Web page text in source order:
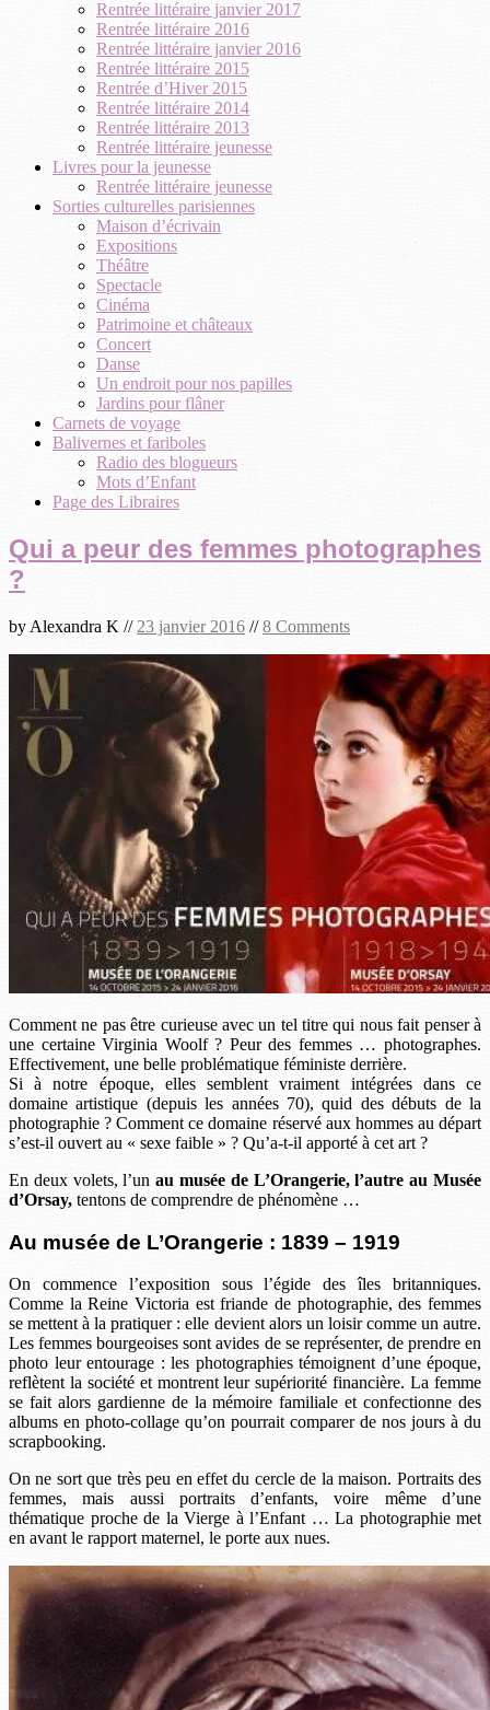
Rentrée littéraire janvier 2017
Rentrée littéraire 2016
Rentrée littéraire janvier 2016
Rentrée littéraire 2015
Rentrée d’Hiver 2015
Rentrée littéraire 2014
Rentrée littéraire 2013
Rentrée littéraire jeunesse
Livres pour la jeunesse
Rentrée littéraire jeunesse
Sorties culturelles parisiennes
Maison d’écrivain
Expositions
Théâtre
Spectacle
Cinéma
Patrimoine et châteaux
Concert
Danse
Un endroit pour nos papilles
Jardins pour flâner
Carnets de voyage
Balivernes et fariboles
Radio des blogueurs
Mots d’Enfant
Page des Libraires
Qui a peur des femmes photographes
?
by Alexandra K // 23 janvier 2016 //8 Comments
Comment ne pas être curieuse avec un tel titre qui nous fait penser à
une certaine Virginia Woolf ? Peur des femmes … photographes.
Effectivement, une belle problématique féministe derrière.
Si à notre époque, elles semblent vraiment intégrées dans ce
domaine artistique (depuis les années 70), quid des débuts de la
photographie ? Comment ce domaine réservé aux hommes au départ
s’est-il ouvert au « sexe faible » ? Qu’a-t-il apporté à cet art ?
En deux volets, l’unau musée de L’Orangerie, l’autre au Musée
d’Orsay, tentons de comprendre de phénomène …
Au musée de L’Orangerie : 1839 – 1919
On commence l’exposition sous l’égide des îles britanniques.
Comme la Reine Victoria est friande de photographie, des femmes
se mettent à la pratiquer : elle devient alors un loisir comme un autre.
Les femmes bourgeoises sont avides de se représenter, de prendre en
photo leur entourage : les photographies témoignent d’une époque,
reflètent la société et montrent leur supériorité financière. La femme
se fait alors gardienne de la mémoire familiale et confectionne des
albums en photo-collage qu’on pourrait comparer de nos jours à du
scrapbooking.
On ne sort que très peu en effet du cercle de la maison. Portraits des
femmes, mais aussi portraits d’enfants, voire même d’une
thématique proche de la Vierge à l’Enfant … La photographie met
en avant le rapport maternel, le porte aux nues.